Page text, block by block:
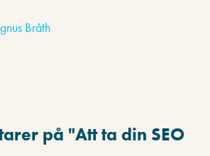
Bråth
på "Att ta din SEO